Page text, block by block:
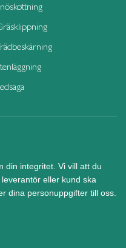
din integritet. Vi vill att du
eller kund ska
dina personuppgifter till oss.